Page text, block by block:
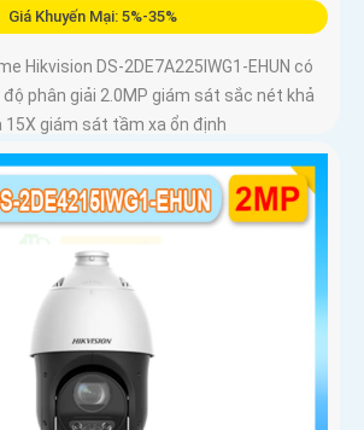
Giá Khuyến Mại: 5%-35%
Hikvision DS-2DE7A225IWG1-EHUN có
phân giải 2.0MP giám sát sắc nét khả
giám sát tầm xa ổn định